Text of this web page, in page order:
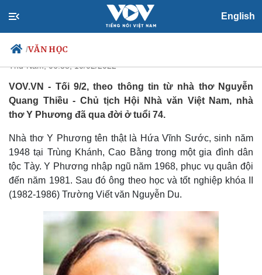
English
/VĂN HỌC
Chính trị
Tổ chức nhân sự
Quốc hội
Nhận diện sự thật
Xã hội
Dự báo thời tiết
Giáo dục
Dấu ấn VOV
Việc làm
Biển đảo
Nhà thơ Y Phương - tác giả bài
thơ "Nói với con" - qua đời
Thứ Năm, 06:38, 10/02/2022
VOV.VN - Tối 9/2, theo thông tin từ nhà thơ Nguyễn
Quang Thiều - Chủ tịch Hội Nhà văn Việt Nam, nhà
thơ Y Phương đã qua đời ở tuổi 74.
Nhà thơ Y Phương tên thật là Hứa Vĩnh Sước, sinh năm
1948 tại Trùng Khánh, Cao Bằng trong một gia đình dân
tộc Tày. Y Phương nhập ngũ năm 1968, phục vụ quân đội
đến năm 1981. Sau đó ông theo học và tốt nghiệp khóa II
(1982-1986) Trường Viết văn Nguyễn Du.